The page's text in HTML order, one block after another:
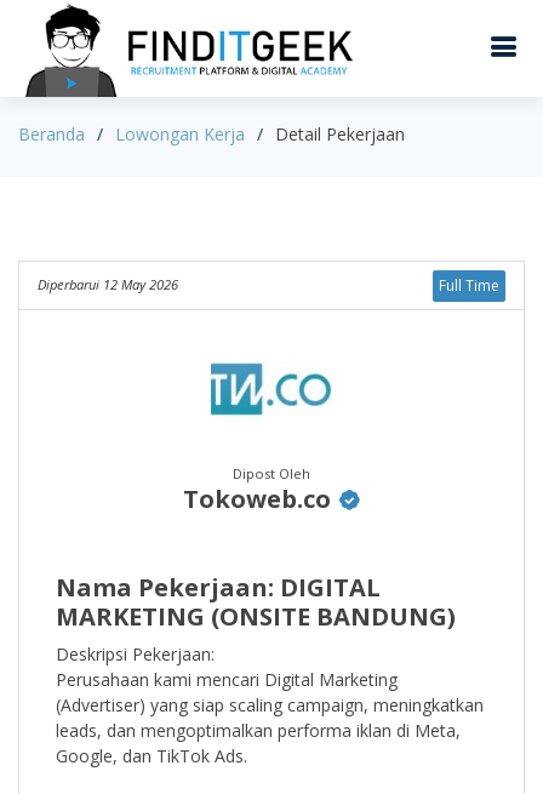
Beranda Lowongan Kerja Detail Pekerjaan
Diperbarui 12 May 2026 Full Time
Dipost Oleh
Tokoweb.co
Nama Pekerjaan: DIGITAL
MARKETING (ONSITE BANDUNG)
Deskripsi Pekerjaan:
Perusahaan kami mencari Digital Marketing
(Advertiser) yang siap scaling campaign, meningkatkan
leads, dan mengoptimalkan performa iklan di Meta,
Google, dan TikTok Ads.